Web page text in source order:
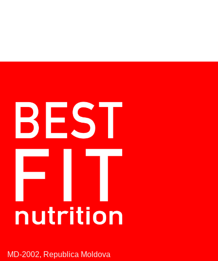
MD-2002, Republica Moldova